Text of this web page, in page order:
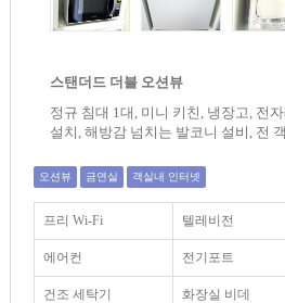
스탠더드 더블 오션뷰
정규 침대 1대, 미니 키친, 냉장고, 전
설치, 해방감 넘치는 발코니 설비, 전
오션뷰 금연실 객실내 인터넷
프리 Wi-Fi 텔레비전
에어컨 전기포트
건조 세탁기 화장실 비데